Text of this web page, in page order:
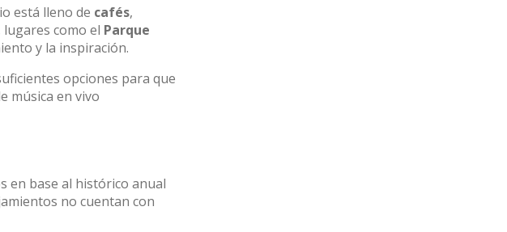
está lleno de cafés,
como el Parque
y la inspiración.
opciones para que
música en vivo
en base al histórico anual
no cuentan con